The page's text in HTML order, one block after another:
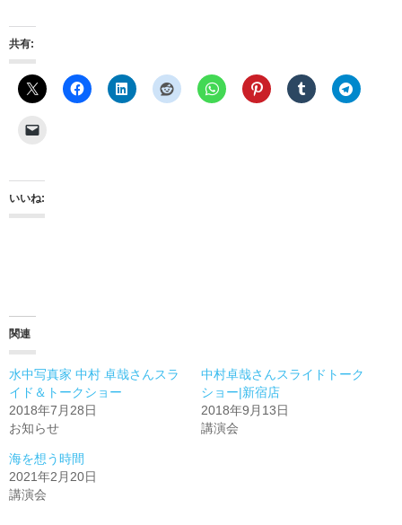
共有:
いいね:
関連
水中写真家 中村 卓哉さんスラ
イド＆トークショー
2018年7月28日
お知らせ
中村卓哉さんスライドトーク
ショー|新宿店
2018年9月13日
講演会
海を想う時間
2021年2月20日
講演会